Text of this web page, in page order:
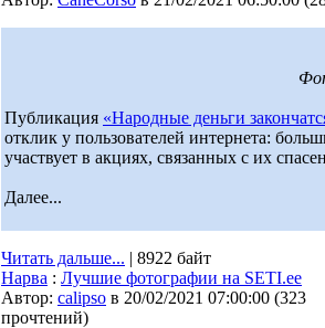
Публикация «Народные деньги
отклик у пользователей интернета:
участвует в акциях, связанных с их
Далее...
Читать дальше... | 8922 байт
Нарва : Лучшие фотографии на SETI.ee
Автор: calipso в 20/02/2021 07:00:00 (323
прочтений)